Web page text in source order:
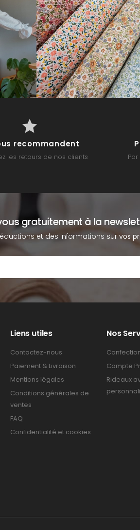
recommandent
les retours de nos clients
gratuitement à la
et des informations survos
Liens utiles
Contactez-nous
Paiement & Livraison
Mentions légales
Conditions générales de
ventes
FAQ
Confidentialité et cookies
Nos
Compte
Rideaux